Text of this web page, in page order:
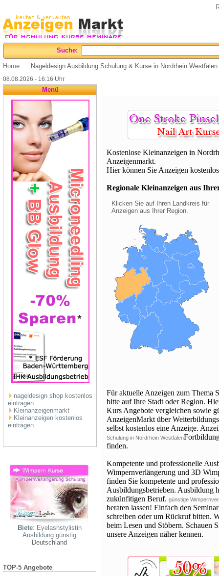
Suche:
Home Nageldesign Ausbildung Schulung & Kurse in Nordrhein Westfalen
08.08.2026 - 16:16 Uhr
Menü
nageldesign shop kostenlos
eintragen
Kleinanzeigenmarkt
Kleinanzeigen kostenlos
eintragen
Biete: Eyelashstylistin
Ausbildung günstig
Deutschland
TOP-5 Angebote
Kostenlose Kleinanzeigen in
Anzeigenmarkt.
Hier können Sie Anzeigen
Regionale Kleinanzeigen aus
Klicken Sie auf Ihren Landkreis für
Anzeigen aus Ihrer Region.
Für aktuelle Anzeigen zum Thema
bitte auf Ihre Stadt oder Region.
Kurs Angebote vergleichen sowie
AnzeigenMarkt über
selbst kostenlos eine Anzeige.
Schulung in Nordrhein Westfalen
finden.
Kompetente und professionelle
Wimpernverlängerung und 3D
finden Sie kompetente und
Ausbildungsbetrieben. Ausbildung
zukünfitigen Beruf. günstige
beraten lassen! Einfach den
schreiben oder um Rückruf bitten.
beim Lesen und Stöbern. Schauen
unsere Anzeigen näher kennen.